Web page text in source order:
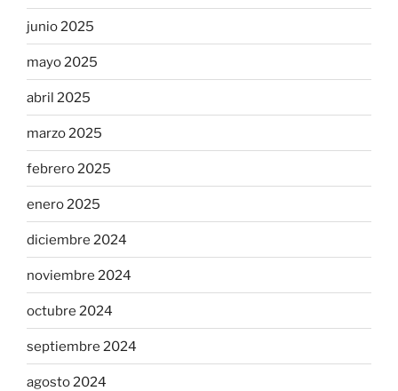
junio 2025
mayo 2025
abril 2025
marzo 2025
febrero 2025
enero 2025
diciembre 2024
noviembre 2024
octubre 2024
septiembre 2024
agosto 2024